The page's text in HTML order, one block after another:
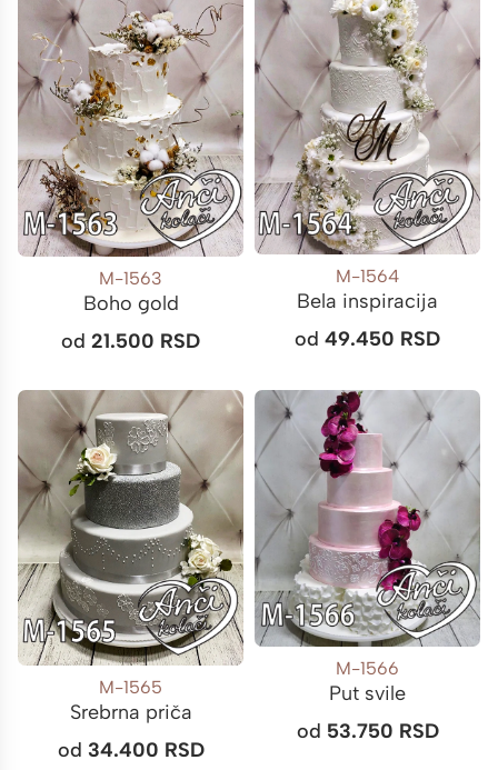
M-1563
Boho gold
od 21.500 RSD
M-1564
Bela inspiracija
od 49.450 RSD
M-1565
Srebrna priča
od 34.400 RSD
M-1566
Put svile
od 53.750 RSD